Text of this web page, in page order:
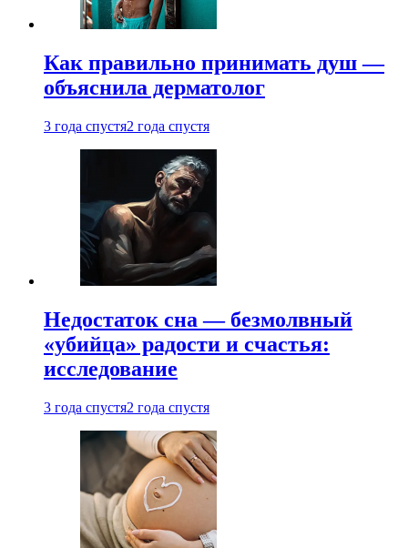
Как правильно принимать душ —
объяснила дерматолог
3 года спустя2 года спустя
Недостаток сна — безмолвный
«убийца» радости и счастья:
исследование
3 года спустя2 года спустя